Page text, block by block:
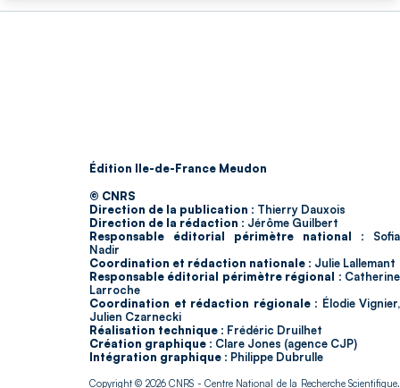
Édition Ile-de-France Meudon
© CNRS
Direction de la publication : Thierry Dauxois
Direction de la rédaction : Jérôme Guilbert
Responsable éditorial périmètre national : Sofia
Nadir
Coordination et rédaction nationale : Julie Lallemant
Responsable éditorial périmètre régional : Catherine
Larroche
Coordination et rédaction régionale : Élodie Vignier,
Julien Czarnecki
Réalisation technique : Frédéric Druilhet
Création graphique : Clare Jones (agence CJP)
Intégration graphique : Philippe Dubrulle
Copyright © 2026CNRS - Centre National de la Recherche Scientifique.